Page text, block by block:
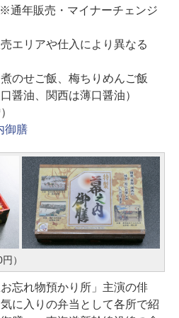
通年販売・マイナーチェンジ
エリアや仕入により異なる
のせご飯、梅ちりめんご飯
醤油、関西は薄口醤油）
御膳
）
忘れ物預かり所」主演の俳
に入りの弁当として各所で紹